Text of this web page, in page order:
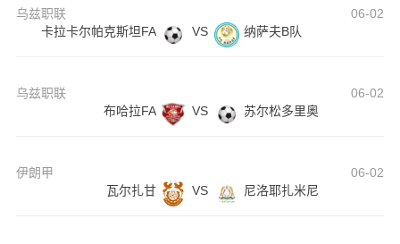
乌兹职联
06-02
卡拉卡尔帕克斯坦FA
VS 纳萨夫B队
乌兹职联
06-02
布哈拉FA
VS 苏尔松多里奥
伊朗甲
06-02
瓦尔扎甘
VS 尼洛耶扎米尼